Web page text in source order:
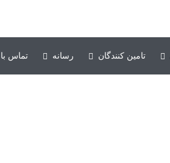
تامین کنندگان رسانه تماس با